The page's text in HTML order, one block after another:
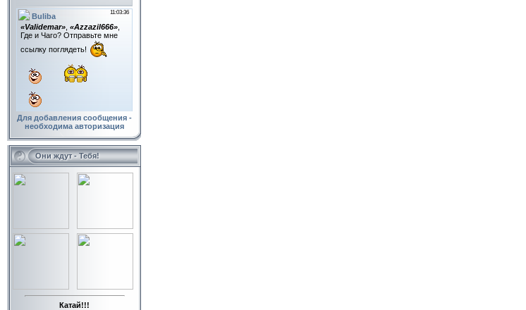
Для добавления сообщения -
необходима авторизация
Они ждут - Тебя!
Катай!!!